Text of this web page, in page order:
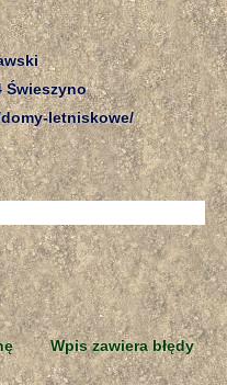
Świeszyno
letniskowe/
Wpis zawiera błędy